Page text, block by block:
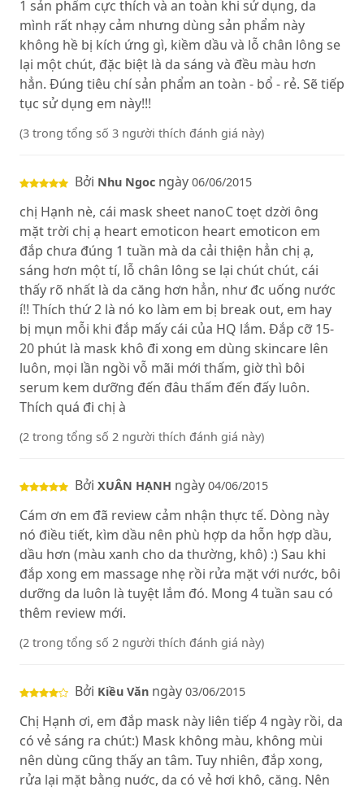
1 sản phẩm cực thích và an toàn khi sử dụng, da
mình rất nhạy cảm nhưng dùng sản phẩm này
không hề bị kích ứng gì, kiềm dầu và lỗ chân lông se
lại một chút, đặc biệt là da sáng và đều màu hơn
hẳn. Đúng tiêu chí sản phẩm an toàn - bổ - rẻ. Sẽ tiếp
tục sử dụng em này!!!
(3 trong tổng số 3 người thích đánh giá này)
Bởi Nhu Ngoc ngày 06/06/2015
chị Hạnh nè, cái mask sheet nanoC toẹt dzời ông
mặt trời chị ạ heart emoticon heart emoticon em
đắp chưa đúng 1 tuần mà da cải thiện hẳn chị ạ,
sáng hơn một tí, lỗ chân lông se lại chút chút, cái
thấy rõ nhất là da căng hơn hẳn, như đc uống nước
í!! Thích thứ 2 là nó ko làm em bị break out, em hay
bị mụn mỗi khi đắp mấy cái của HQ lắm. Đắp cỡ 15-
20 phút là mask khô đi xong em dùng skincare lên
luôn, mọi lần ngồi vỗ mãi mới thấm, giờ thì bôi
serum kem dưỡng đến đâu thấm đến đấy luôn.
Thích quá đi chị à
(2 trong tổng số 2 người thích đánh giá này)
Bởi XUÂN HẠNH ngày 04/06/2015
Cám ơn em đã review cảm nhận thực tế. Dòng này
nó điều tiết, kìm dầu nên phù hợp da hỗn hợp dầu,
dầu hơn (màu xanh cho da thường, khô) :) Sau khi
đắp xong em massage nhẹ rồi rửa mặt với nước, bôi
dưỡng da luôn là tuyệt lắm đó. Mong 4 tuần sau có
thêm review mới.
(2 trong tổng số 2 người thích đánh giá này)
Bởi Kiều Văn ngày 03/06/2015
Chị Hạnh ơi, em đắp mask này liên tiếp 4 ngày rồi, da
có vẻ sáng ra chút:) Mask không màu, không mùi
nên dùng cũng thấy an tâm. Tuy nhiên, đắp xong,
rửa lại mặt bằng nuớc, da có vẻ hơi khô, căng. Nên